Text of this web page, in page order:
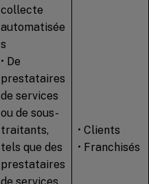
collecte
automatisée
s
• De
prestataires
de services
ou de sous-
traitants,
tels que des
prestataires
de services
• Clients
• Franchisés